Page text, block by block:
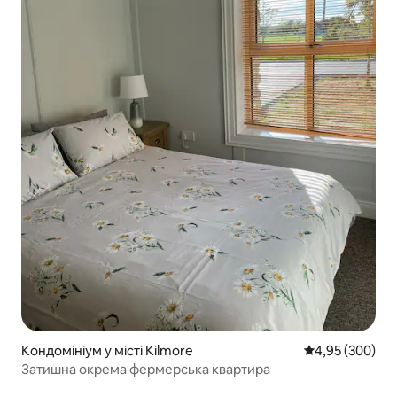
Кондомініум у місті Kilmore Середня
4,95 (300)
Затишна окрема фермерська квартира